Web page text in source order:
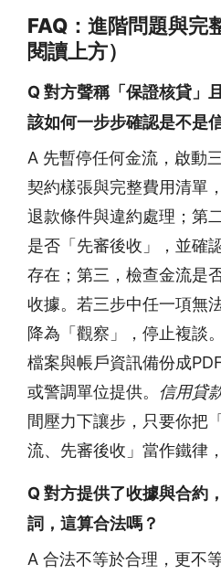
FAQ：進階問題與完
閱讀上方）
Q 對方聲稱「保證核貸」
該如何一步步確認是不是
A 先暫停任何金流，啟動
契約樣張與完整費用清單
退款條件與違約處理；第
是否「先審後收」，並確
存在；第三，檢查金流是
收據。若三步中任一項無
降為「觀察」，停止複談
檔案與帳戶資訊備份成
或警調單位提供。 信用貸
間壓力下讓步，只要你把
流、先審後收」當作鐵律
Q 對方提供了收據與合約
詞，這算合法嗎？
A 合法不等於合理，更不